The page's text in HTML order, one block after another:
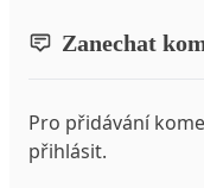
Zanechat
Pro přidávání
přihlásit.